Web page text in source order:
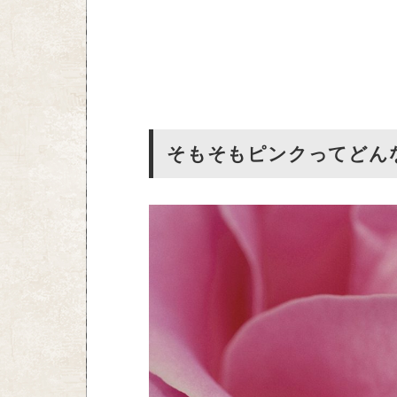
そもそもピンクってどん